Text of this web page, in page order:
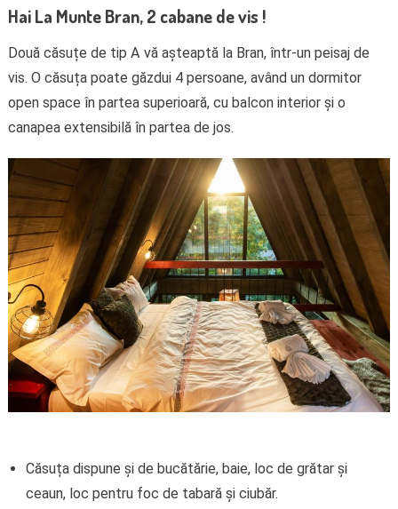
Hai La Munte Bran, 2 cabane de vis !
Două căsuțe de tip A vă așteaptă la Bran, într-un peisaj de
vis. O căsuța poate găzdui 4 persoane, având un dormitor
open space în partea superioară, cu balcon interior și o
canapea extensibilă în partea de jos.
Căsuța dispune și de bucătărie, baie, loc de grătar și
ceaun, loc pentru foc de tabară și ciubăr.